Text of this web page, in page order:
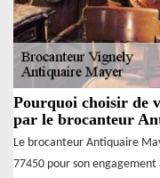
Pourquoi choisir de
par le brocanteur
Le brocanteur Antiquaire
77450 pour son engagement